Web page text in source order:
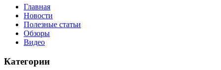
Главная
Новости
Полезные статьи
Обзоры
Видео
Категории